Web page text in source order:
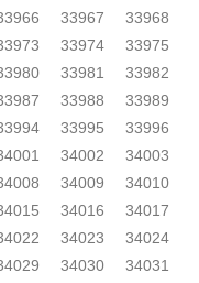
33967
33968
33974
33975
33981
33982
33988
33989
33995
33996
34002
34003
34009
34010
34016
34017
34023
34024
34030
34031